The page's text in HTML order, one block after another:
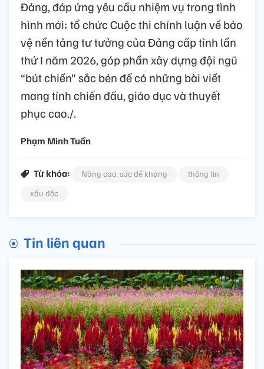
Đảng, đáp ứng yêu cầu nhiệm vụ trong tình
hình mới; tổ chức Cuộc thi chính luận về bảo
vệ nền tảng tư tưởng của Đảng cấp tỉnh lần
thứ I năm 2026, góp phần xây dựng đội ngũ
“bút chiến” sắc bén để có những bài viết
mang tính chiến đấu, giáo dục và thuyết
phục cao./.
Phạm Minh Tuấn
Từ khóa: Nâng cao. sức đề kháng
thông tin
xấu độc
Tin liên quan